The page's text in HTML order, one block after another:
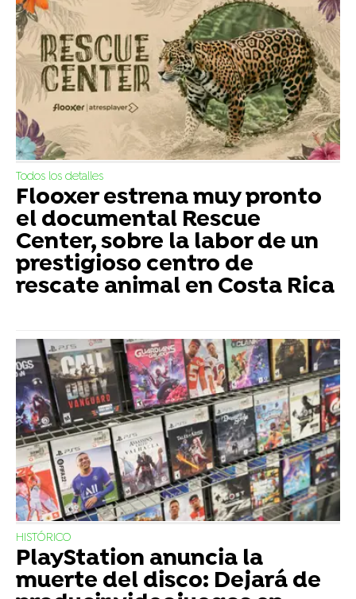
Todos los detalles
Flooxer estrena muy pronto
el documental Rescue
Center, sobre la labor de un
prestigioso centro de
rescate animal en Costa Rica
HISTÓRICO
PlayStation anuncia la
muerte del disco: Dejará de